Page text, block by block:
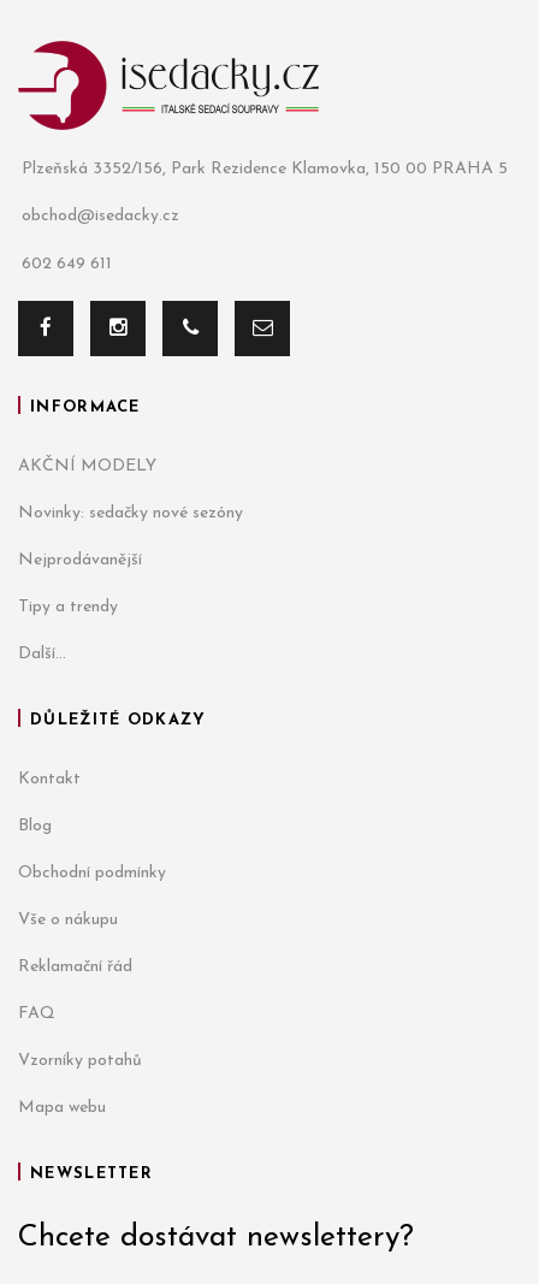
Plzeňská 3352/156, Park Rezidence Klamovka, 150 00 PRAHA 5
obchod@isedacky.cz
602 649 611
INFORMACE
AKČNÍ MODELY
Novinky: sedačky nové sezóny
Nejprodávanější
Tipy a trendy
Další...
DŮLEŽITÉ ODKAZY
Kontakt
Blog
Obchodní podmínky
Vše o nákupu
Reklamační řád
FAQ
Vzorníky potahů
Mapa webu
NEWSLETTER
Chcete dostávat newslettery?